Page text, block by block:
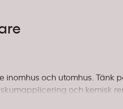
och utomhus. Tänk
och kemisk